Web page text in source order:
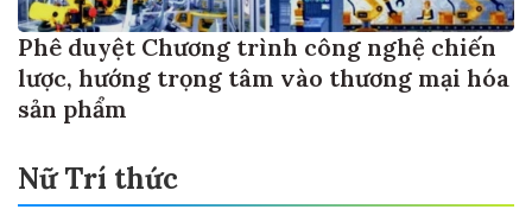
Phê duyệt Chương trình công nghệ chiến
lược, hướng trọng tâm vào thương mại hóa
sản phẩm
Nữ Trí thức